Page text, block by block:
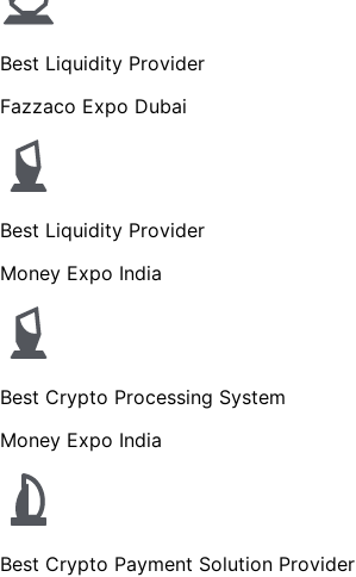
Best Liquidity Provider
Fazzaco Expo Dubai
Best Liquidity Provider
Money Expo India
Best Crypto Processing System
Money Expo India
Best Crypto Payment Solution Provider